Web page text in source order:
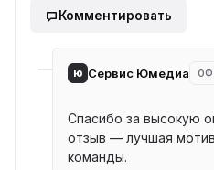
Комментировать
ю Сервис Юмедиа
Спасибо за высокую
отзыв — лучшая
команды.